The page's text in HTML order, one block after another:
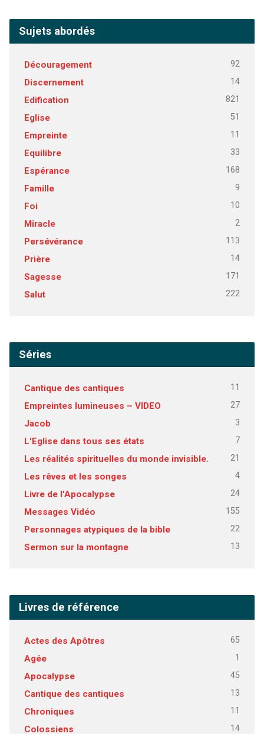
Sujets abordés
Découragement 92
Discernement 14
Edification 821
Eglise 51
Empreinte 11
Equilibre 33
Espérance 168
Famille 9
Foi 10
Miracle 2
Persévérance 113
Prière 14
Sagesse 171
Salut 222
Séries
Cantique des cantiques 11
Empreintes lumineuses – VIDEO 27
Jacob 3
L'Eglise dans tous ses états 7
Les réalités spirituelles du monde invisible. 21
Les rêves et les songes 4
Livre de l'Apocalypse 24
Messages Vidéo 155
Personnages atypiques de la bible 22
Sermon sur la montagne 13
Livres de référence
Actes des Apôtres 65
Agée 1
Apocalypse 45
Cantique des cantiques 13
Chroniques 11
Colossiens 14